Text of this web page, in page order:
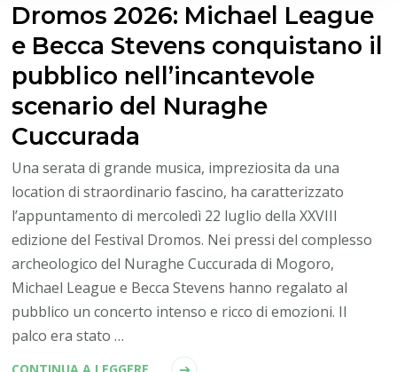
Dromos 2026: Michael League
e Becca Stevens conquistano il
pubblico nell’incantevole
scenario del Nuraghe
Cuccurada
Una serata di grande musica, impreziosita da una
location di straordinario fascino, ha caratterizzato
l’appuntamento di mercoledì 22 luglio della XXVIII
edizione del Festival Dromos. Nei pressi del complesso
archeologico del Nuraghe Cuccurada di Mogoro,
Michael League e Becca Stevens hanno regalato al
pubblico un concerto intenso e ricco di emozioni. Il
palco era stato …